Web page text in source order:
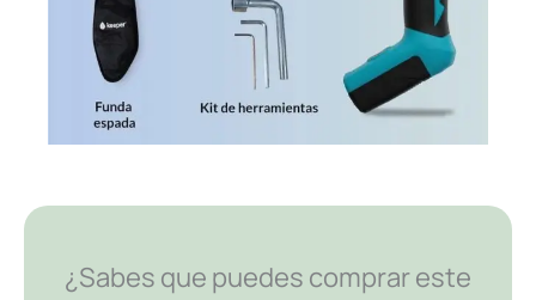
¿Sabes que puedes comprar este